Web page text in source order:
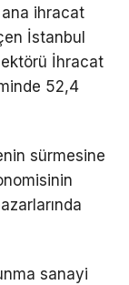
ihracat
İstanbul
İhracat
52,4
sürmesine
sanayi